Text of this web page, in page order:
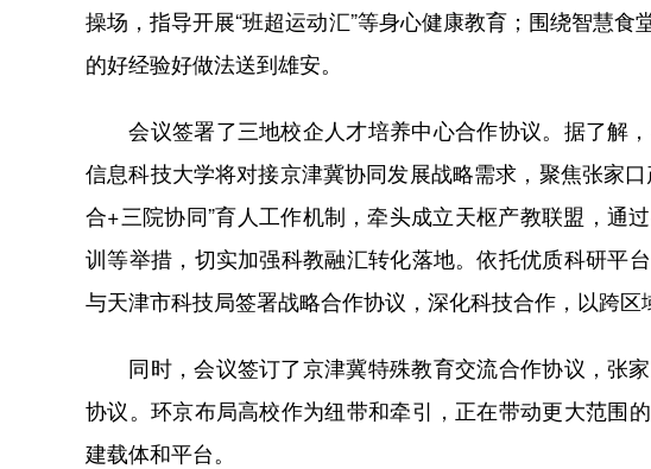
操场，指导开展“班超运动汇”等身心健康教育；围绕智慧
的好经验好做法送到雄安。
会议签署了三地校企人才培养中心合作协议。据了解
信息科技大学将对接京津冀协同发展战略需求，聚焦张家
合+三院协同”育人工作机制，牵头成立天枢产教联盟，通
训等举措，切实加强科教融汇转化落地。依托优质科研平
与天津市科技局签署战略合作协议，深化科技合作，以跨区
同时，会议签订了京津冀特殊教育交流合作协议，张
协议。环京布局高校作为纽带和牵引，正在带动更大范围
建载体和平台。